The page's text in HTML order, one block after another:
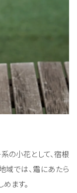
の小花として、宿根
域では、霜にあたら
ます。